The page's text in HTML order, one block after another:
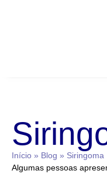
Início » Blog » Siringoma
Algumas pessoas